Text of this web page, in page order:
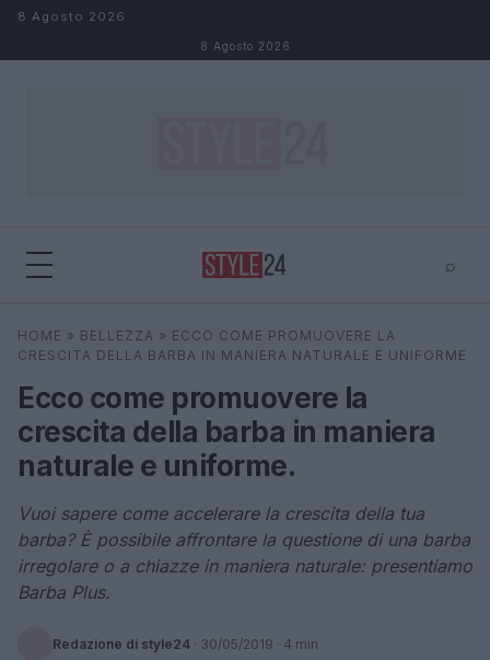
Salta al contenuto
8 Agosto 2026
8 Agosto 2026
⌕
Cerca
HOME » BELLEZZA » ECCO COME PROMUOVERE LA
CRESCITA DELLA BARBA IN MANIERA NATURALE E UNIFORME
Ecco come promuovere la
crescita della barba in maniera
naturale e uniforme.
Vuoi sapere come accelerare la crescita della tua
barba? È possibile affrontare la questione di una barba
irregolare o a chiazze in maniera naturale: presentiamo
Barba Plus.
Redazione di style24 · 30/05/2019 · 4 min